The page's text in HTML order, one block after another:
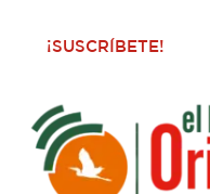
¡SUSCRÍBETE!